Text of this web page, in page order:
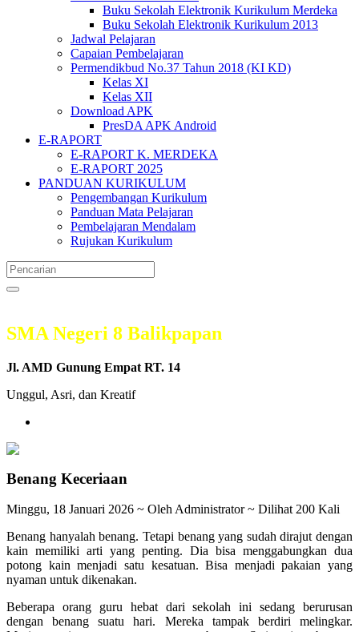
Buku Sekolah Elektronik Kurikulum Merdeka
Buku Sekolah Elektronik Kurikulum 2013
Jadwal Pelajaran
Capaian Pembelajaran
Permendikbud No.37 Tahun 2018 (KI KD)
Kelas XI
Kelas XII
Download APK
PresDA APK Android
E-RAPORT
E-RAPORT K. MERDEKA
E-RAPORT 2025
PANDUAN KURIKULUM
Pengembangan Kurikulum
Panduan Mata Pelajaran
Pembelajaran Mendalam
Rujukan Kurikulum
SMA Negeri 8 Balikpapan
Jl. AMD Gunung Empat RT. 14
Unggul, Asri, dan Kreatif
Benang Keceriaan
Minggu, 18 Januari 2026 ~ Oleh Administrator ~ Dilihat 200 Kali
Benang hanyalah benang. Tetapi benang yang sudah dirajut dengan
kain memiliki arti yang penting. Dia bisa menggabungkan dua
potong kain menjadi satu kesatuan. Bisa menjadi pakaian yang
nyaman untuk dikenakan.
Beberapa orang guru hebat dari sekolah ini sedang berurusan
dengan benang suatu hari. Mereka tampak berdiri melingkar.